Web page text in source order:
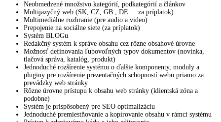
Neobmedzené množstvo kategórií, podkategórií a článkov
Multijazyčný web (SK, CZ, GB , DE ... za príplatok)
Multimediálne rozhranie (pre audio a video)
Prepojenie na sociálne siete (za príplatok)
Systém BLOGu
Redakčný systém k správe obsahu cez rôzne obsahové úrovne
Možnosť definovania ľubovoľných typov dokumentov (novinka,
tlačová správa, katalóg, produkt)
Jednoduché rozšírenie systému o ďalšie komponenty, moduly a
pluginy pre rozšírenie prezentačných schopností webu priamo za
prevádzky web stránky
Rôzne úrovne prístupu k obsahu web stránky (klientská zóna a
podobne)
Systém je prispôsobený pre SEO optimalizáciu
Jednoduché premiestňovanie a kopírovanie obsahu v rámci systému